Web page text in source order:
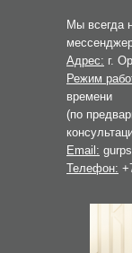
Мы всегда
Адрес: г.
Режим
времени
(по
Email:
Телефон: